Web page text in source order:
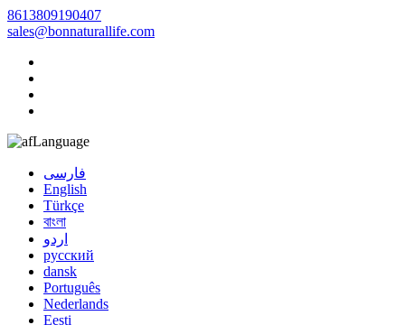
8613809190407
sales@bonnaturallife.com
Language
فارسی
English
Türkçe
বাংলা
اردو
русский
dansk
Português
Nederlands
Eesti